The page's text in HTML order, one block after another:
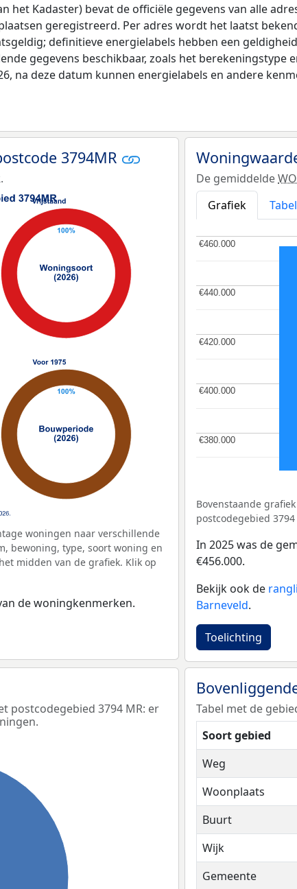
het Kadaster) bevat de officiële gegevens van alle
geregistreerd. Per adres wordt het laatst
definitieve energielabels hebben een
gegevens beschikbaar, zoals het
na deze datum kunnen energielabels en andere
3794MR
woningen naar verschillende
bewoning, type, soort woning en
midden van de grafiek. Klik op
de woningkenmerken.
De gemiddelde
Grafiek
Tabel
€380.000
€380.000
€400.000
€400.000
€420.000
€420.000
€440.000
€440.000
€460.000
€460.000
Bovenstaande
postcodegebied 3794
In 2025 was de
€456.000.
Bekijk ook de
Barneveld.
Toelichting
postcodegebied 3794 MR: er
Tabel met de
Soort gebied
Weg
Woonplaats
Buurt
Wijk
Gemeente